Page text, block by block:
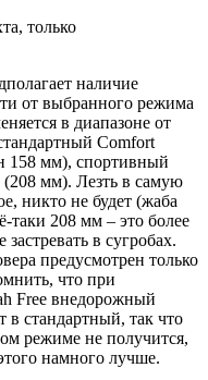
наличие
от выбранного режима
в диапазоне от
Comfort
158 мм), спортивный
мм). Лезть в самую
никто не будет (жаба
таки 208 мм – это более
в сугробах.
предусмотрен только
что при
Free внедорожный
в стандартный, так что
режиме не получится,
намного лучше.